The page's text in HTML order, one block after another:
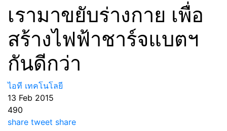
เรามาขยับร่างกาย เพื่อ
สร้างไฟฟ้าชาร์จแบตฯ
กันดีกว่า
ไอที เทคโนโลยี
13 Feb 2015
490
share tweet share